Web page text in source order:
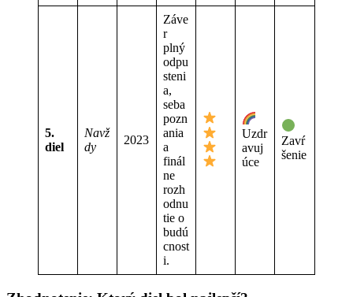
5.
diel
Navž
dy
2023
Záve
r
plný
odpu
steni
a,
seba
pozn
ania
a
finál
ne
rozh
odnu
tie o
budú
cnost
i.
Uzdr
avuj
úce
Zavŕ
šenie